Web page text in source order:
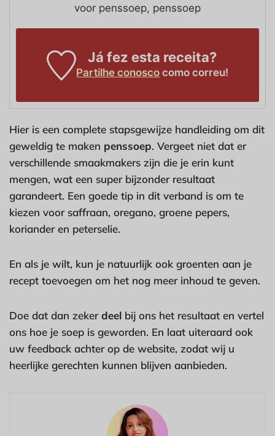
voor penssoep, penssoep
Já fez esta receita?
Partilhe conosco como correu!
Hier is een complete stapsgewijze handleiding om dit
geweldig te maken penssoep. Vergeet niet dat er
verschillende smaakmakers zijn die je erin kunt
mengen, wat een super bijzonder resultaat
garandeert. Een goede tip in dit verband is om te
kiezen voor saffraan, oregano, groene pepers,
koriander en peterselie.
En als je wilt, kun je natuurlijk ook groenten aan je
recept toevoegen om het nog meer inhoud te geven.
Doe dat dan zekerdeel bij ons het resultaat en vertel
ons hoe je soep is geworden. En laat uiteraard ook
uw feedback achter op de website, zodat wij u
heerlijke gerechten kunnen blijven aanbieden.